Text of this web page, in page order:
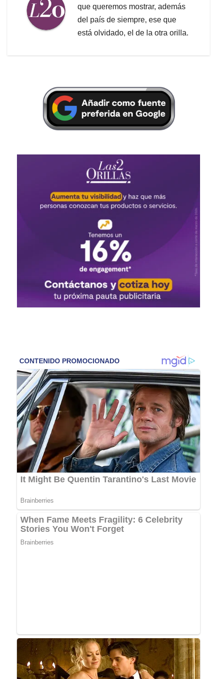
que queremos mostrar, además
del país de siempre, ese que
está olvidado, el de la otra orilla.